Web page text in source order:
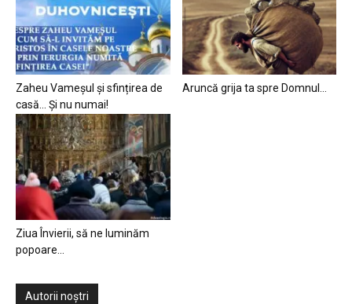
Zaheu Vameșul și sfințirea de
casă… Și nu numai!
Aruncă grija ta spre Domnul…
Ziua Învierii, să ne luminăm
popoare…
Autorii noștri